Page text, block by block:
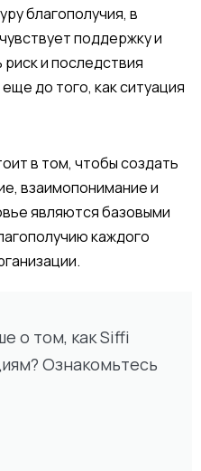
благополучия, в
поддержку и
и последствия
до того, как ситуация
в том, чтобы создать
взаимопонимание и
являются базовыми
каждого
о том, как Siffi
Ознакомьтесь